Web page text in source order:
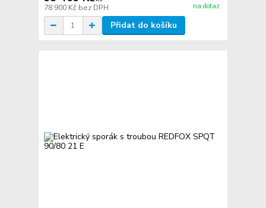
78 900 Kč bez DPH na dotaz
Přidat do košíku